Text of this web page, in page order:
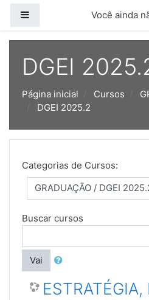
Você ainda
DGEI
Página inicial Cursos
DGEI 2025.2
Categorias de Cursos:
Buscar cursos
Vai
ESTRATÉGIA,